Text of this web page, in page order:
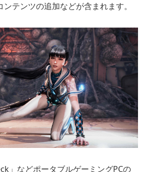
テンツの追加などが含まれます。
」などポータブルゲーミングPCの